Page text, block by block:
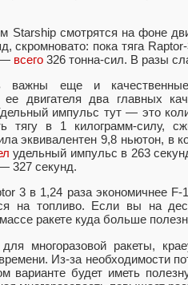
Starship смотрятся на фоне
скромновато: пока тяга
— всего 326 тонна-сил. В разы
важны еще и
двигателя два главных
импульс тут — это
тягу в 1 килограмм-силу,
эквивалентен 9,8 ньютон, в
удельный импульс в 263
327 секунд.
3 в 1,24 раза экономичнее
на топливо. Если вы на
ракете куда больше
многоразовой ракеты,
Из-за необходимости
варианте будет иметь